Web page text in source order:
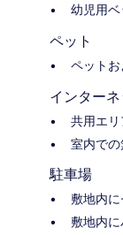
幼児用ベ
ペット
ペット
インターネ
共用エ
室内で
駐車場
敷地内に
敷地内に